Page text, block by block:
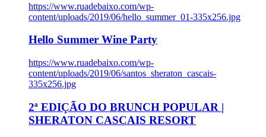
https://www.ruadebaixo.com/wp-
content/uploads/2019/06/hello_summer_01-335x256.jpg
Hello Summer Wine Party
https://www.ruadebaixo.com/wp-
content/uploads/2019/06/santos_sheraton_cascais-
335x256.jpg
2ª EDIÇÃO DO BRUNCH POPULAR |
SHERATON CASCAIS RESORT